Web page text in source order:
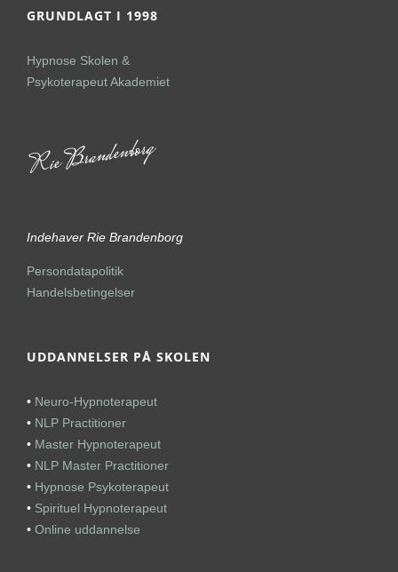
GRUNDLAGT I 1998
Hypnose Skolen &
Psykoterapeut Akademiet
Indehaver Rie Brandenborg
Persondatapolitik
Handelsbetingelser
UDDANNELSER PÅ SKOLEN
• Neuro-Hypnoterapeut
• NLP Practitioner
• Master Hypnoterapeut
• NLP Master Practitioner
• Hypnose Psykoterapeut
• Spirituel Hypnoterapeut
• Online uddannelse